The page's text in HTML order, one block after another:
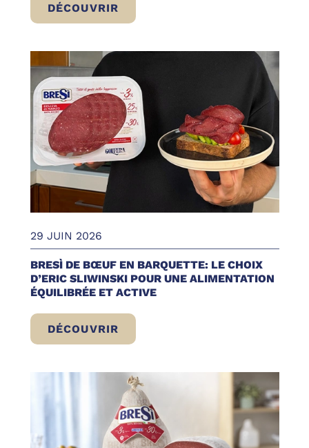
DÉCOUVRIR
QUE MANGER À LA PLAGE : DES IDÉES
29 JUIN 2026
BRESÌ DE BŒUF EN BARQUETTE: LE CHOIX
D’ERIC SLIWINSKI POUR UNE ALIMENTATION
ÉQUILIBRÉE ET ACTIVE
DÉCOUVRIR
BRESÌ DE BŒUF EN BARQUETTE: LE